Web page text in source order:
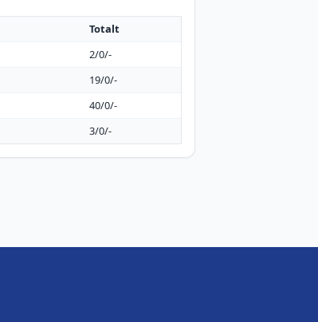
Totalt
2/0/-
19/0/-
40/0/-
3/0/-